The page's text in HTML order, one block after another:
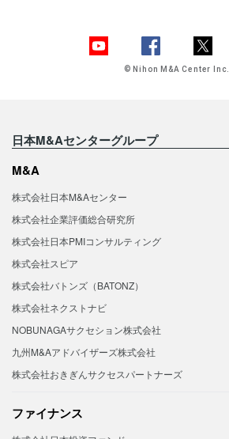
© Nihon M&A Center Inc.
日本M&Aセンターグループ
M&A
株式会社日本M&Aセンター
株式会社企業評価総合研究所
株式会社日本PMIコンサルティング
株式会社スピア
株式会社バトンズ（BATONZ）
株式会社ネクストナビ
NOBUNAGAサクセション株式会社
九州M&Aアドバイザーズ株式会社
株式会社おきぎんサクセスパートナーズ
ファイナンス